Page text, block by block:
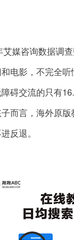
咨询数据调查
电影，不完全
碍交流的只有
而言，海外原
反退。